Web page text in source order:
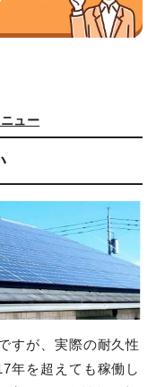
ュー
すが、実際の耐久性
年を超えても稼働し